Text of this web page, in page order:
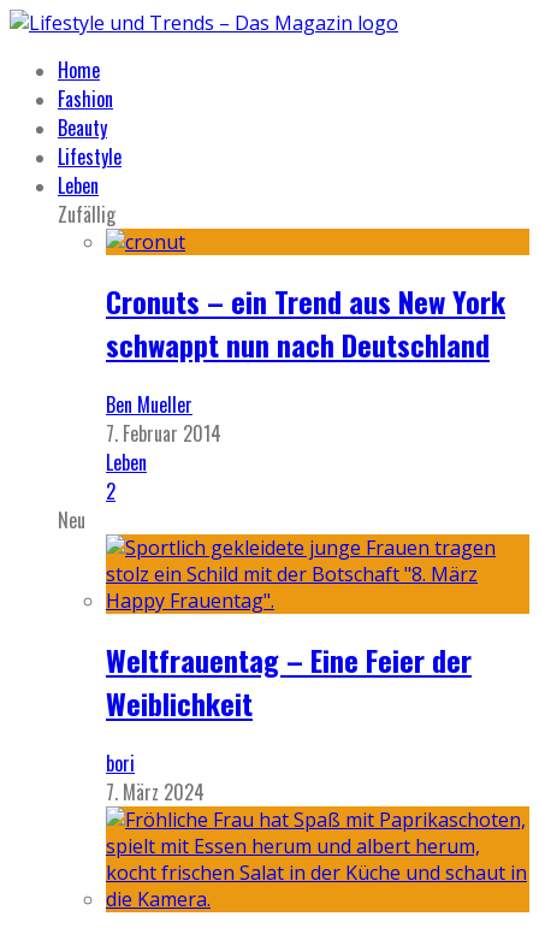
Home
Fashion
Beauty
Lifestyle
Leben
Zufällig
Cronuts – ein Trend aus New York
schwappt nun nach Deutschland
Ben Mueller
7. Februar 2014
Leben
2
Neu
Weltfrauentag – Eine Feier der
Weiblichkeit
bori
7. März 2024